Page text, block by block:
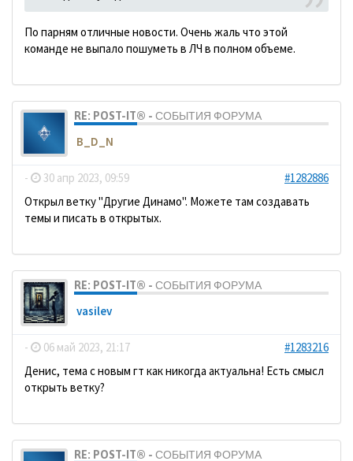
По парням отличные новости. Очень жаль что этой
команде не выпало пошуметь в ЛЧ в полном объеме.
RE: POST-IT® - СОБЫТИЯ ФОРУМА
B_D_N
- 30 апр 2023, 09:59
#1282886
Открыл ветку "Другие Динамо". Можете там создавать
темы и писать в открытых.
RE: POST-IT® - СОБЫТИЯ ФОРУМА
vasilev
- 06 май 2023, 21:17
#1283216
Денис, тема с новым гт как никогда актуальна! Есть смысл
открыть ветку?
RE: POST-IT® - СОБЫТИЯ ФОРУМА